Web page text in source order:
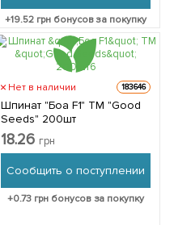
+19.52грн бонусов за покупку
Нет в наличии 183646
Шпинат "Боа F1" ТМ "Good
Seeds" 200шт
18.26 грн
Сообщить о поступлении
+0.73грн бонусов за покупку